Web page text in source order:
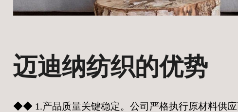
迈迪纳纺织的优势
◆◆ 1.产品质量关键稳定。公司严格执行原材料供